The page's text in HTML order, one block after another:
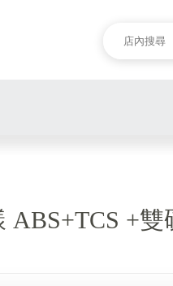
ABS+TCS +